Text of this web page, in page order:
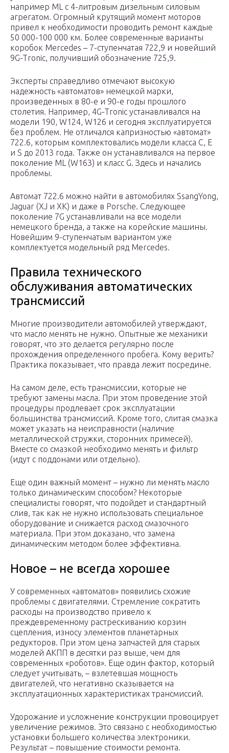
например ML с 4-литровым дизельным силовым
агрегатом. Огромный крутящий момент моторов
привел к необходимости проводить ремонт каждые
50 000-100 000 км. Более современные варианты
коробок Mercedes – 7-ступенчатая 722,9 и новейший
9G-Tronic, получивший обозначение 725,9.
Эксперты справедливо отмечают высокую
надежность «автоматов» немецкой марки,
произведенных в 80-е и 90-е годы прошлого
столетия. Например, 4G-Tronic устанавливался на
модели 190, W124, W126 и сегодня эксплуатируется
без проблем. Не отличался капризностью «автомат»
722.6, которым комплектовались модели класса C, E
и S до 2013 года. Также он устанавливался на первое
поколение ML (W163) и класс G. Здесь и начались
проблемы.
Автомат 722.6 можно найти в автомобилях SsangYong,
Jaguar (XJ и XK) и даже в Porsche. Следующее
поколение 7G устанавливали на все модели
немецкого бренда, а также на корейские машины.
Новейшим 9-ступенчатым вариантом уже
комплектуется модельный ряд Mercedes.
Правила технического
обслуживания автоматических
трансмиссий
Многие производители автомобилей утверждают,
что масло менять не нужно. Опытные же механики
говорят, что это делается регулярно после
прохождения определенного пробега. Кому верить?
Практика показывает, что правда лежит посредине.
На самом деле, есть трансмиссии, которые не
требуют замены масла. При этом проведение этой
процедуры продлевает срок эксплуатации
большинства трансмиссий. Кроме того, слитая смазка
может указать на неисправности (наличие
металлической стружки, сторонних примесей).
Вместе со смазкой необходимо менять и фильтр
(идут с поддонами или отдельно).
Еще один важный момент – нужно ли менять масло
только динамическим способом? Некоторые
специалисты говорят, что подойдет и стандартный
слив, так как не нужно использовать специальное
оборудование и снижается расход смазочного
материала. При этом доказано, что замена
динамическим методом более эффективна.
Новое – не всегда хорошее
У современных «автоматов» появились схожие
проблемы с двигателями. Стремление сократить
расходы на производство привело к
преждевременному растрескиванию корзин
сцепления, износу элементов планетарных
редукторов. При этом цена запчастей для старых
моделей АКПП в десятки раз выше, чем для
современных «роботов». Еще один фактор, который
следует учитывать, – взлетевшая мощность
двигателей, что негативно сказывается на
эксплуатационных характеристиках трансмиссий.
Удорожание и усложнение конструкции провоцирует
увеличение режимов. Это связано с необходимостью
установки большего количества электроники.
Результат – повышение стоимости ремонта.